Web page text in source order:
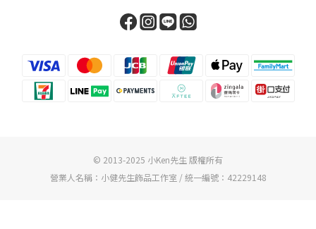
© 2013-2025 小Ken先生 版權所有
營業人名稱：小健先生飾品工作室 / 統一編號：42229148